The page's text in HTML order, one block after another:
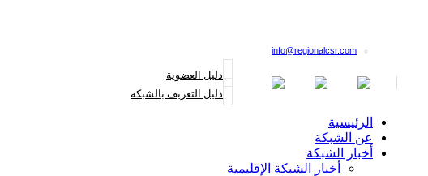
info@regionalcsr.com
دليل العضوية
دليل التعريف بالشبكة
الرئيسية
عن الشبكة
أخبار الشبكة
أخبار الشبكة الإقليمية